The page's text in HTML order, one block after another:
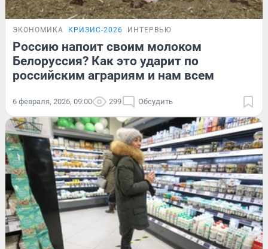
ЭКОНОМИКА КРИЗИС-2026 ИНТЕРВЬЮ
Россию напоит своим молоком
Белоруссия? Как это ударит по
российским аграриям и нам всем
6 февраля, 2026, 09:00 299 Обсудить